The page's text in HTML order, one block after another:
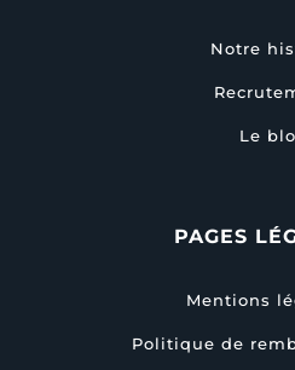
Notre
Le
PAGES
Mentions
Politique de